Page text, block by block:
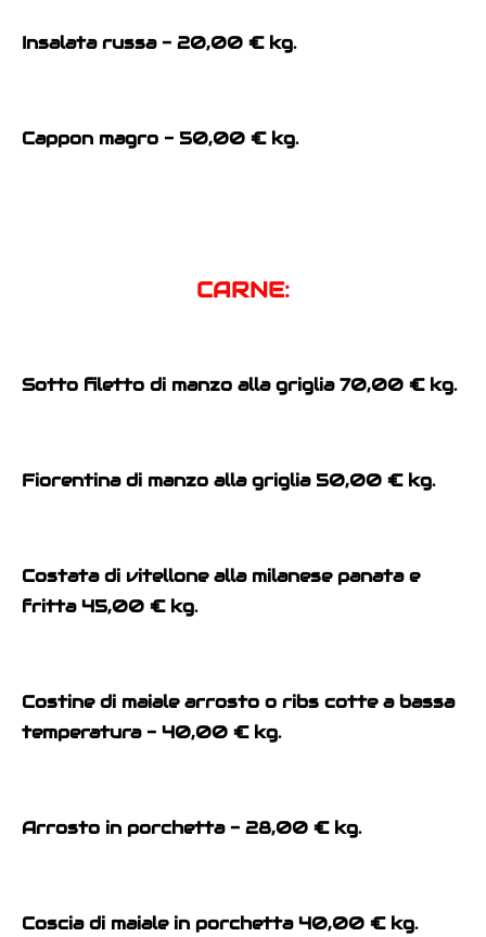
Insalata russa - 20,00 € kg.
Cappon magro - 50,00 € kg.
CARNE:
Sotto filetto di manzo alla griglia 70,00 € kg.
Fiorentina di manzo alla griglia 50,00 € kg.
Costata di vitellone alla milanese panata e
fritta 45,00 € kg.
Costine di maiale arrosto o ribs cotte a bassa
temperatura - 40,00 € kg.
Arrosto in porchetta - 28,00 € kg.
Coscia di maiale in porchetta 40,00 € kg.